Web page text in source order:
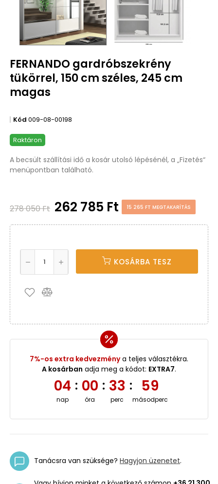
FERNANDO gardróbszekrény
tükörrel, 150 cm széles, 245 cm
magas
Kód 009-08-00198
Raktáron
A becsült szállítási idő a kosár utolsó lépésénél, a „Fizetés“
menüpontban található.
278 050 Ft 262 785 Ft 15 265 FT MEGTAKARÍTÁS
KOSÁRBA TESZ
7%-os extra kedvezménya teljes választékra.
A kosárban adja meg a kódot: EXTRA7.
04
nap
: 00
óra
: 33
perc
: 58
másodperc
Tanácsra van szüksége? Hagyjon üzenetet.